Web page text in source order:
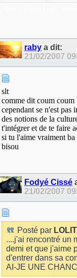
raby a dit:
21/02/2007
slt
comme dit coum coum
cependant se n'est pas
des notions de la
t'intégrer et de te faire
si tu l'aime vraiment ba
bisou
Fodyé Cissé
21/02/2007
Posté par
....j'ai rencontré un
demi et que j'aime
d'entrer dans sa
AI-JE UNE